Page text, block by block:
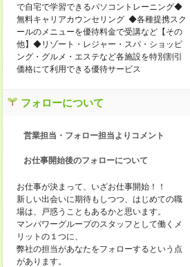
で自宅で学習できるパソコントレーニング◆
無料キャリアカウンセリング ◆各種提携スク
ールのメニューを優待料金で受講など【その
他】◆リゾート・レジャー・スパ・ショッピ
ング・グルメ・エステなど各施設を特別割引
価格にて利用できる優待サービス
フォローについて
営業担当・フォロー担当よりコメント
お仕事開始後のフォローについて
お仕事が決まって、いざお仕事開始！！
新しい出会いに期待もしつつ、はじめての職
場は、戸惑うこともあるかと思います。
マンパワーグループのスタッフとして働くメ
リットの１つに、
弊社の担当があなたをフォローするという点
があります。